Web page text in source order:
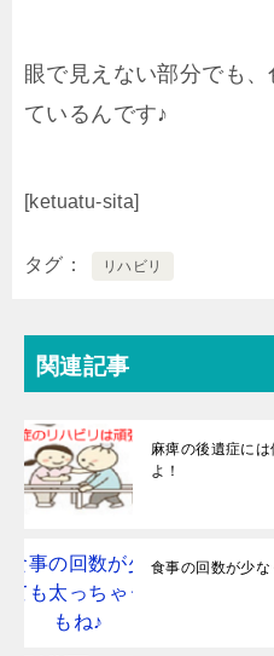
眼で見えない部分でも
ているんです♪
[ketuatu-sita]
タグ リハビリ
関連記事
麻痺の後遺症に
よ！
食事の回数が少